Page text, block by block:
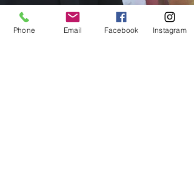
Phone Email Facebook Instagram